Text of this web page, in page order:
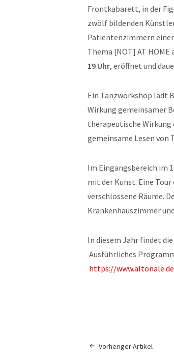
Frontkabarett, in der
zwölf bildenden
Patientenzimmern
Thema [NOT] AT
19 Uhr, eröffnet und
Ein Tanzworkshop lädt
Wirkung gemeinsamer
therapeutische
gemeinsame Lesen von
Im Eingangsbereich im
mit der Kunst. Eine
verschlossene Räume.
Krankenhauszimmer
In diesem Jahr findet
Ausführliches
https://
Vorheriger Artikel